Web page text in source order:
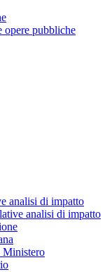
opere pubbliche
analisi di impatto
analisi di impatto
Ministero